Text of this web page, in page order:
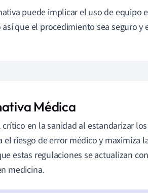
puede implicar el uso de equipo
que el procedimiento sea seguro y
Médica
en la sanidad al estandarizar
riesgo de error médico y maximiza
estas regulaciones se actualizan
medicina.